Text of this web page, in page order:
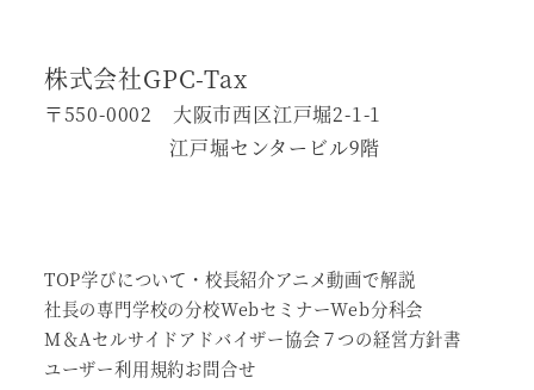
り
株式会社GPC-Tax
〒550-0002 大阪市西区江戸堀2-1-1
江戸堀センタービル9階
TOP学びについて・校長紹介アニメ動画で解説
社長の専門学校の分校WebセミナーWeb分科会
М＆Aセルサイドアドバイザー協会７つの経営方針書
ユーザー利用規約お問合せ